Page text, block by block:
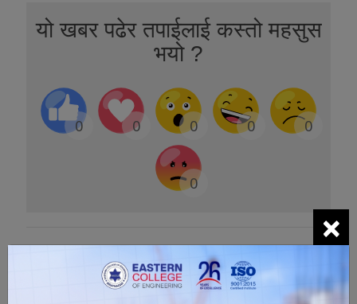
यो खबर पढेर तपाईलाई कस्तो महसुस
भयो ?
0 0 0 0 0
0
×